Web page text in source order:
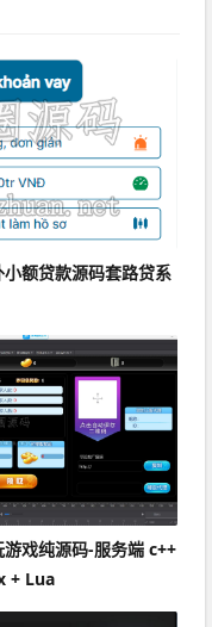
额贷款源码套路贷系
戏纯源码-服务端 c++
+ Lua